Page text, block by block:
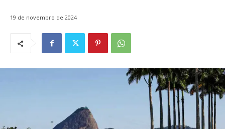
19 de novembro de 2024